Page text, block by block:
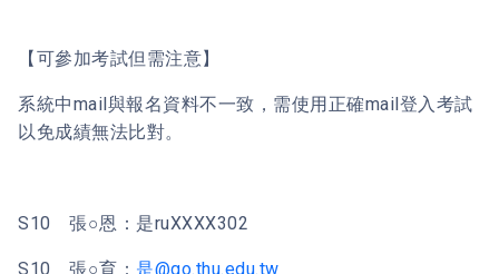
【可參加考試但需注意】
系統中mail與報名資料不一致，需使用正確mail登入考試
以免成績無法比對。
S10 張○恩：是ruXXXX302
S10 張○育： 是@go.thu.edu.tw